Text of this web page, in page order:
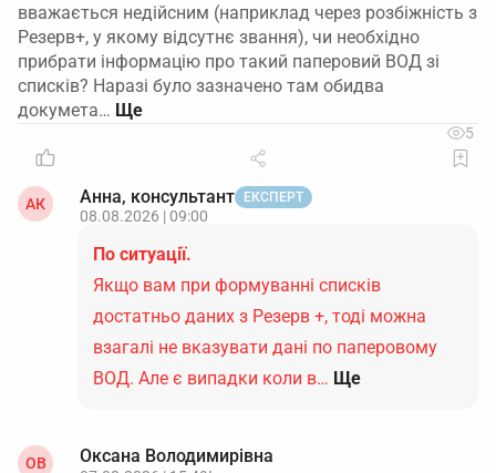
вважається недійсним (наприклад через розбіжність з
Резерв+, у якому відсутнє звання), чи необхідно
прибрати інформацію про такий паперовий ВОД зі
списків? Наразі було зазначено там обидва
докумета…
5
АК Анна, консультант ЕКСПЕРТ
08.08.2026 | 09:00
По ситуації.
Якщо вам при формуванні списків
достатньо даних з Резерв +, тоді можна
взагалі не вказувати дані по паперовому
ВОД. Але є випадки коли в… Ще
ОВ Оксана Володимирівна